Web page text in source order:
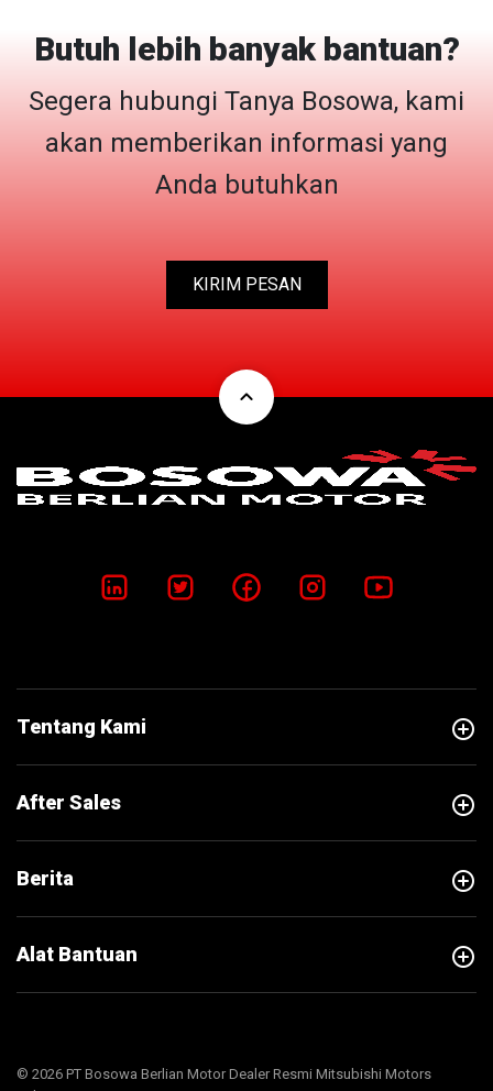
Butuh lebih banyak bantuan?
Segera hubungi Tanya Bosowa, kami
akan memberikan informasi yang
Anda butuhkan
KIRIM PESAN
expand_less
Tentang Kami add_circle
After Sales add_circle
Berita add_circle
Alat Bantuan add_circle
© 2026 PT Bosowa Berlian Motor Dealer Resmi Mitsubishi Motors